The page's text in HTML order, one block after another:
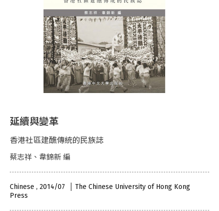
延續與變革
香港社區建醮傳統的民族誌
蔡志祥、韋錦新 編
Chinese , 2014/07
The Chinese University of Hong Kong
Press